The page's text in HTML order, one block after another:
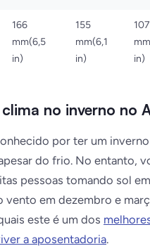
166
mm(6,5
in)
155
mm(6,1
in)
107
in)
no inverno no
por ter um
do frio. No entanto,
pessoas tomando sol
em dezembro e
este é um dos
a aposentadoria.